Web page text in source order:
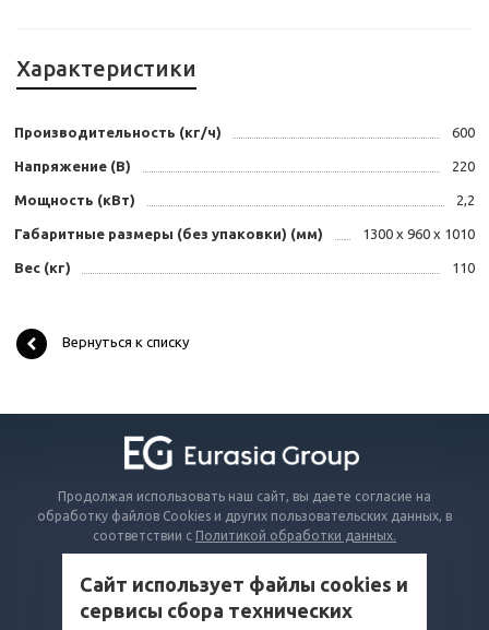
Характеристики
Производительность (кг/ч) 600
Напряжение (В) 220
Мощность (кВт) 2,2
Габаритные размеры (без упаковки) (мм) 1300 х 960 х 1010
Вес (кг) 110
Вернуться к списку
Продолжая использовать наш сайт, вы даете согласие на
обработку файлов Cookies и других пользовательских данных, в
соответствии с Политикой обработки данных.
Сайт использует файлы cookies и
сервисы сбора технических